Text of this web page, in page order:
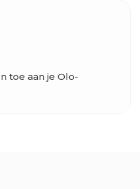
toe aan je Olo-